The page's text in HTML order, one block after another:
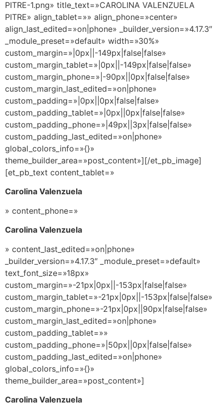
PITRE-1.png» title_text=»CAROLINA VALENZUELA
PITRE» align_tablet=»» align_phone=»center»
align_last_edited=»on|phone» _builder_version=»4.17.3″
_module_preset=»default» width=»30%»
custom_margin=»|0px||-149px|false|false»
custom_margin_tablet=»|0px||-149px|false|false»
custom_margin_phone=»|-90px||0px|false|false»
custom_margin_last_edited=»on|phone»
custom_padding=»|0px||0px|false|false»
custom_padding_tablet=»|0px||0px|false|false»
custom_padding_phone=»|49px||3px|false|false»
custom_padding_last_edited=»on|phone»
global_colors_info=»{}»
theme_builder_area=»post_content»][/et_pb_image]
[et_pb_text content_tablet=»
Carolina Valenzuela
» content_phone=»
Carolina Valenzuela
» content_last_edited=»on|phone»
_builder_version=»4.17.3″ _module_preset=»default»
text_font_size=»18px»
custom_margin=»-21px|0px||-153px|false|false»
custom_margin_tablet=»-21px|0px||-153px|false|false»
custom_margin_phone=»-21px|0px||90px|false|false»
custom_margin_last_edited=»on|phone»
custom_padding_tablet=»»
custom_padding_phone=»|50px||0px|false|false»
custom_padding_last_edited=»on|phone»
global_colors_info=»{}»
theme_builder_area=»post_content»]
Carolina Valenzuela